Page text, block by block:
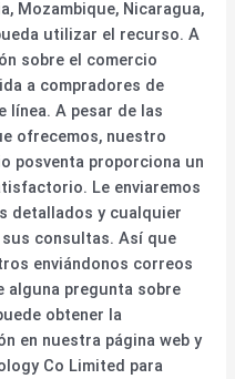
Mozambique, Nicaragua,
utilizar el recurso. A
sobre el comercio
a compradores de
línea. A pesar de las
ofrecemos, nuestro
posventa proporciona un
Le enviaremos
detallados y cualquier
consultas. Así que
enviándonos correos
alguna pregunta sobre
obtener la
en nuestra página web y
Co Limited para